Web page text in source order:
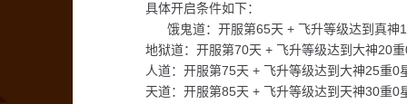
具体开启条件如下：‌
饿鬼道‌：开服第65天 + 飞升等级达到真神
地狱道‌：开服第70天 + 飞升等级达到大神20
人道‌：开服第75天 + 飞升等级达到大神25重0
天道‌：开服第85天 + 飞升等级达到天神30重0